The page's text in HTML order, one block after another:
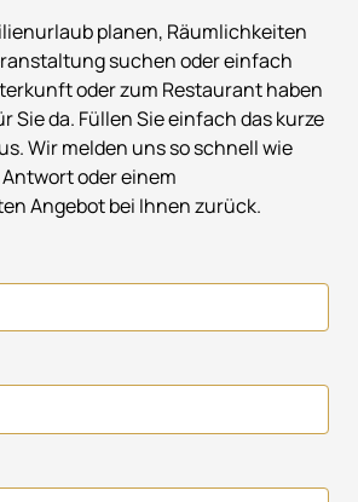
planen, Räumlichkeiten
suchen oder einfach
oder zum Restaurant haben
Sie da. Füllen Sie einfach das kurze
Wir melden uns so schnell wie
oder einem
Angebot bei Ihnen zurück.